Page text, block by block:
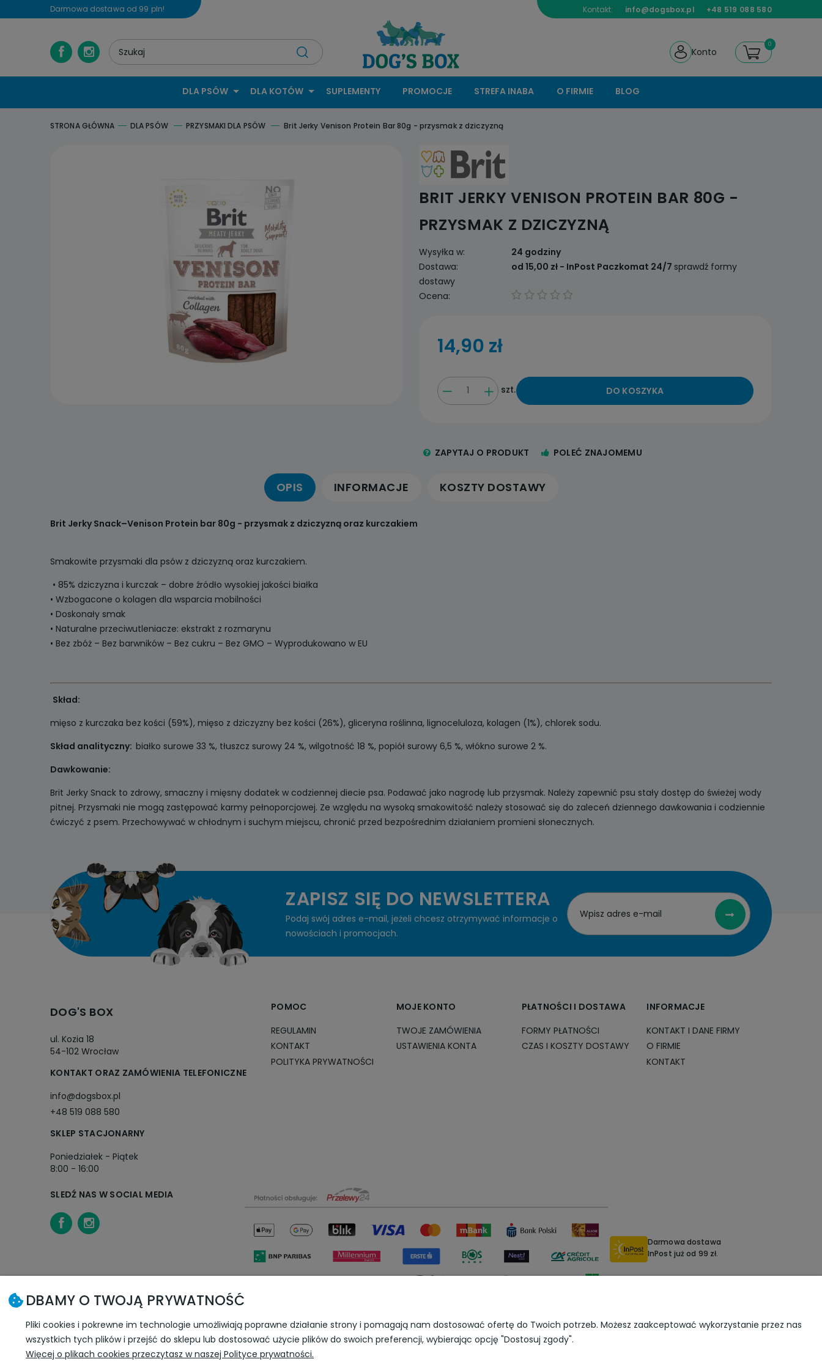
Darmowa dostawa od 99 pln! Kontakt: info@dogsbox.pl +48 519 088 580
Konto
DLA PSÓW DLA KOTÓW SUPLEMENTY PROMOCJE STREFA INABA O FIRMIE BLOG
STRONA GŁÓWNA DLA PSÓW PRZYSMAKI DLA PSÓW Brit Jerky Venison Protein Bar 80g - przysmak z dziczyzną
BRIT JERKY VENISON PROTEIN BAR 80G -
PRZYSMAK Z DZICZYZNĄ
Wysyłka w:
24 godziny
Dostawa:
od 15,00 zł - InPost Paczkomat 24/7 sprawdź formy
dostawy
Ocena:
14,90 zł
szt. DO KOSZYKA
ZAPYTAJ O PRODUKT POLEĆ ZNAJOMEMU
OPIS INFORMACJE KOSZTY DOSTAWY
Brit Jerky Snack–Venison Protein bar 80g - przysmak z dziczyzną oraz kurczakiem
Smakowite przysmaki dla psów z dziczyzną oraz kurczakiem.
• 85% dziczyzna i kurczak – dobre źródło wysokiej jakości białka
• Wzbogacone o kolagen dla wsparcia mobilności
• Doskonały smak
• Naturalne przeciwutleniacze: ekstrakt z rozmarynu
• Bez zbóż – Bez barwników – Bez cukru – Bez GMO – Wyprodukowano w EU
Skład:
mięso z kurczaka bez kości (59%), mięso z dziczyzny bez kości (26%), gliceryna roślinna, lignoceluloza, kolagen (1%), chlorek sodu.
Skład analityczny: białko surowe 33 %, tłuszcz surowy 24 %, wilgotność 18 %, popiół surowy 6,5 %, włókno surowe 2 %.
Dawkowanie:
Brit Jerky Snack to zdrowy, smaczny i mięsny dodatek w codziennej diecie psa. Podawać jako nagrodę lub przysmak. Należy zapewnić psu stały dostęp do świeżej wody
pitnej. Przysmaki nie mogą zastępować karmy pełnoporcjowej. Ze względu na wysoką smakowitość należy stosować się do zaleceń dziennego dawkowania i codziennie
ćwiczyć z psem. Przechowywać w chłodnym i suchym miejscu, chronić przed bezpośrednim działaniem promieni słonecznych.
ZAPISZ SIĘ DO NEWSLETTERA
Podaj swój adres e-mail, jeżeli chcesz otrzymywać informacje o
nowościach i promocjach.
DOG'S BOX
ul. Kozia 18
54-102 Wrocław
KONTAKT ORAZ ZAMÓWIENIA TELEFONICZNE
info@dogsbox.pl
+48 519 088 580
SKLEP STACJONARNY
Poniedziałek - Piątek
8:00 - 16:00
POMOC
REGULAMIN
KONTAKT
POLITYKA PRYWATNOŚCI
MOJE KONTO
TWOJE ZAMÓWIENIA
USTAWIENIA KONTA
PŁATNOŚCI I DOSTAWA
FORMY PŁATNOŚCI
CZAS I KOSZTY DOSTAWY
INFORMACJE
KONTAKT I DANE FIRMY
O FIRMIE
KONTAKT
SLEDŹ NAS W SOCIAL MEDIA
Darmowa dostawa
InPost już od 99 zł.
Wojewódzki Inspektorat
Weterynarii
ul. Januszowicka 48,
DBAMY O TWOJĄ PRYWATNOŚĆ
Pliki cookies i pokrewne im technologie umożliwiają poprawne działanie strony i pomagają nam dostosować ofertę do Twoich potrzeb. Możesz zaakceptować wykorzystanie przez nas
wszystkich tych plików i przejść do sklepu lub dostosować użycie plików do swoich preferencji, wybierając opcję "Dostosuj zgody".
Więcej o plikach cookies przeczytasz w naszej Polityce prywatności.